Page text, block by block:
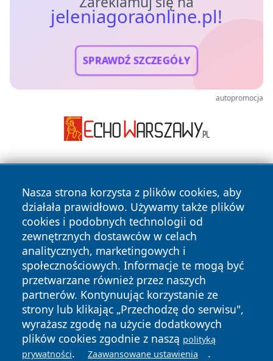
jeleniagoraonline.pl!
SPRAWDŹ SZCZEGÓŁY
autopromocja
Nasza strona korzysta z plików cookies, aby
działała prawidłowo. Używamy także plików
cookies i podobnych technologii od
zewnętrznych dostawców w celach
analitycznych, marketingowych i
społecznościowych. Informacje te mogą być
przetwarzane również przez naszych
partnerów. Kontynuując korzystanie ze
strony lub klikając „Przechodzę do serwisu",
wyrażasz zgodę na użycie dodatkowych
plików cookies zgodnie z naszą polityką
prywatności. Zaawansowane ustawienia .
Copyright © 2026 jeleniagoraonline.pl Wszystkie prawa
zastrzeżone.
News Autorzy
Polityka
Prywatności
Polityka
Cookies